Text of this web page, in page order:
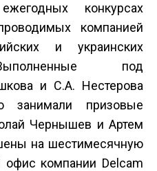
конкурсах
компанией
и украинских
под
и С.А. Нестерова
занимали призовые
Чернышев и Артем
на шестимесячную
офис компании Delcam